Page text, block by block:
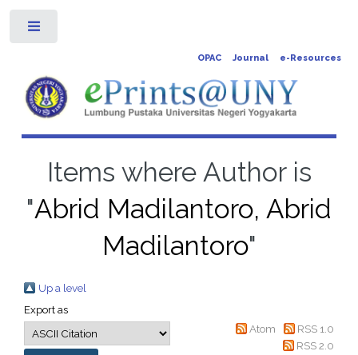
OPAC Journal e-Resources
Items where Author is
"Abrid Madilantoro, Abrid
Madilantoro"
Up a level
Export as
Atom
RSS 1.0
RSS 2.0